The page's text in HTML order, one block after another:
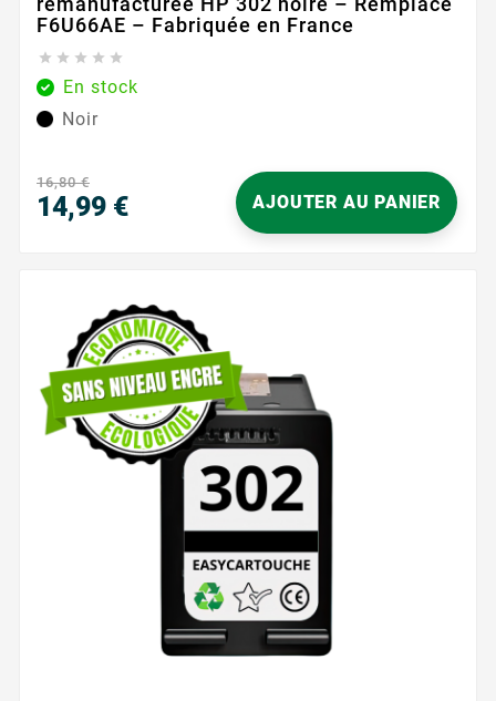
F6U66AE – Fabriquée en France
    
En stock
Noir
16,80 €
14,99 € AJOUTER AU PANIER